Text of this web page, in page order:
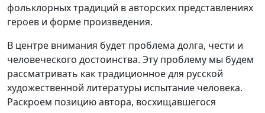
фольклорных традиций в авторских представлениях
героев и форме произведения.
В центре внимания будет проблема долга, чести и
человеческого достоинства. Эту проблему мы будем
рассматривать как традиционное для русской
художественной литературы испытание человека.
Раскроем позицию автора, восхищавшегося